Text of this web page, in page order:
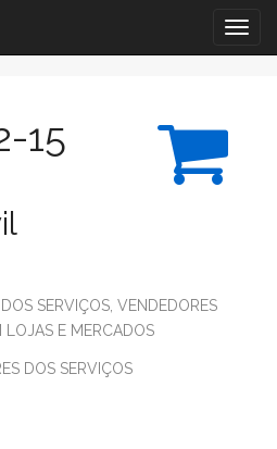
15
SERVIÇOS, VENDEDORES
LOJAS E MERCADOS
DOS SERVIÇOS